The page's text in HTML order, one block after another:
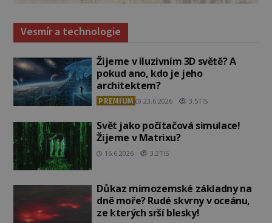
Vesmír a technologie
Žijeme v iluzivním 3D světě? A
pokud ano, kdo je jeho
architektem?
PREMIUM 23.6.2026 3.5TIS
Svět jako počítačová simulace!
Žijeme v Matrixu?
16.6.2026 3.2TIS
Důkaz mimozemské základny na
dně moře? Rudé skvrny v oceánu,
ze kterých srší blesky!